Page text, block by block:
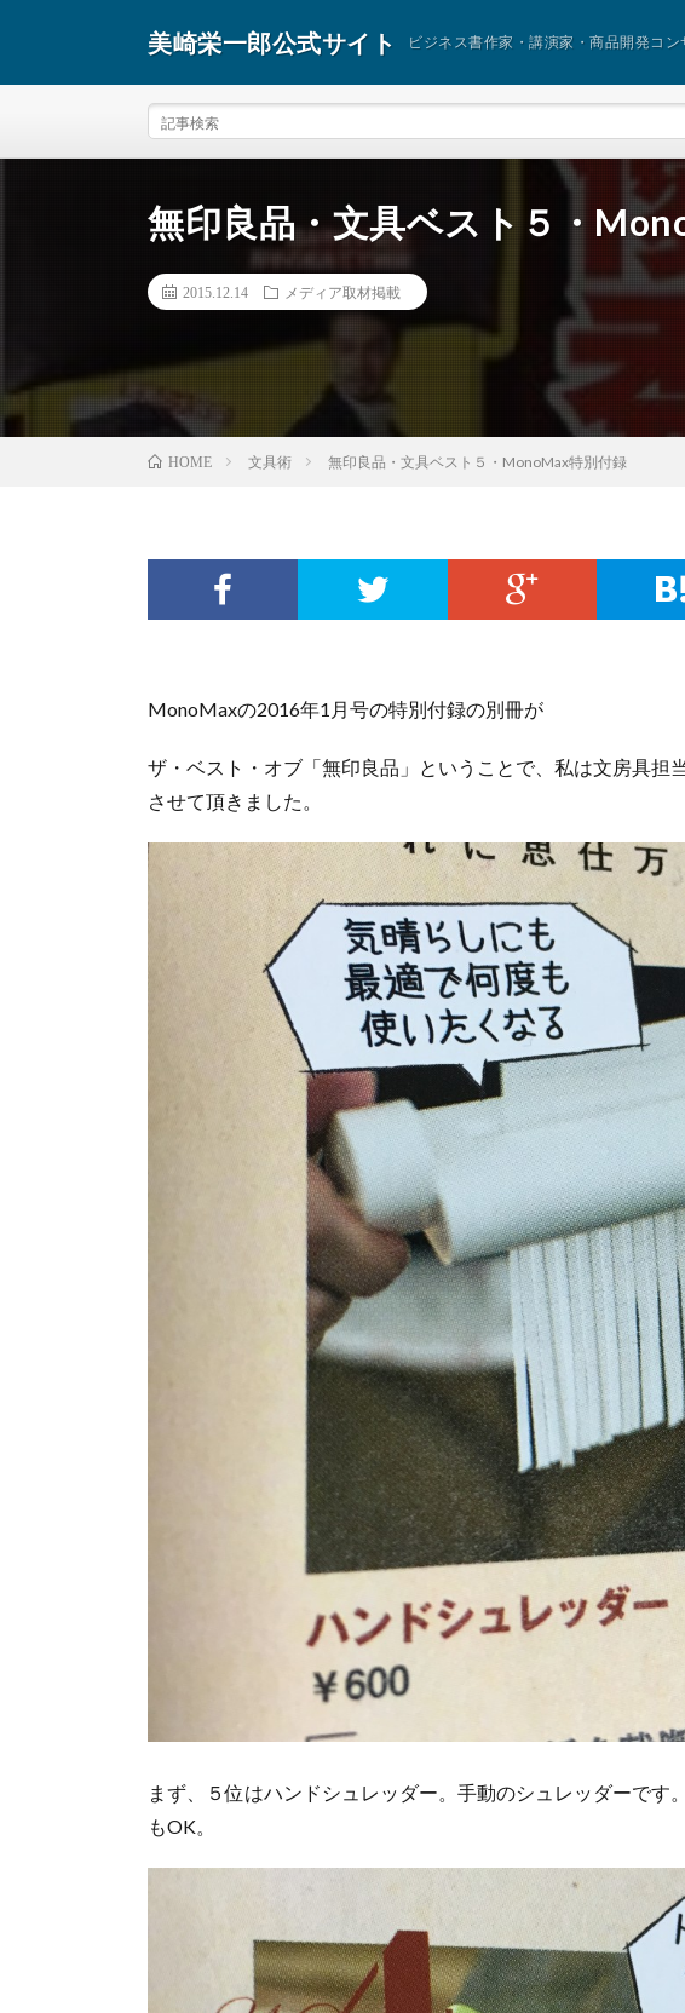
美崎栄一郎公式サイト ビジネス書作家・講演家・商品開発コン
無印良品・文具ベスト５・
2015.12.14 メディア取材掲載
HOME 文具術 無印良品・文具ベスト５・MonoMax特別付録
MonoMaxの2016年1月号の特別付録の別冊が
ザ・ベスト・オブ「無印良品」ということで、私は文房具担
させて頂きました。
まず、５位はハンドシュレッダー。手動のシュレッダーです
もOK。